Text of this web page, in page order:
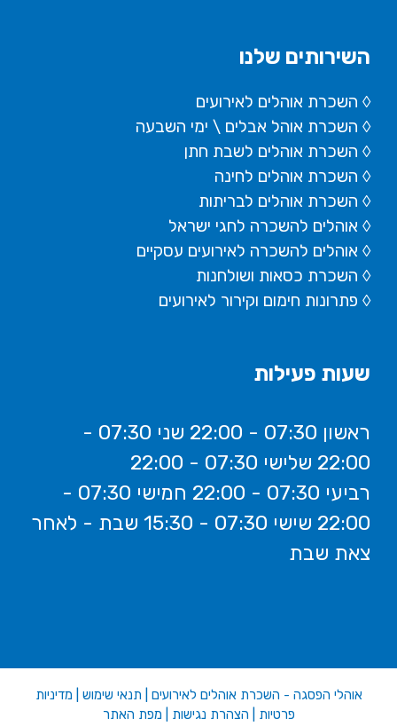
השירותים שלנו
◊ השכרת אוהלים לאירועים
◊ השכרת אוהל אבלים \ ימי השבעה
◊ השכרת אוהלים לשבת חתן
◊ השכרת אוהלים לחינה
◊ השכרת אוהלים לבריתות
◊ אוהלים להשכרה לחגי ישראל
◊ אוהלים להשכרה לאירועים עסקיים
◊ השכרת כסאות ושולחנות
◊ פתרונות חימום וקירור לאירועים
שעות פעילות
ראשון 07:30 - 22:00 שני 07:30 -
22:00 שלישי 07:30 - 22:00
רביעי 07:30 - 22:00 חמישי 07:30 -
22:00 שישי 07:30 - 15:30 שבת - לאחר
צאת שבת
אוהלי הפסגה - השכרת אוהלים לאירועים תנאי שימוש
מדיניות
פרטיות
הצהרת נגישות מפת האתר